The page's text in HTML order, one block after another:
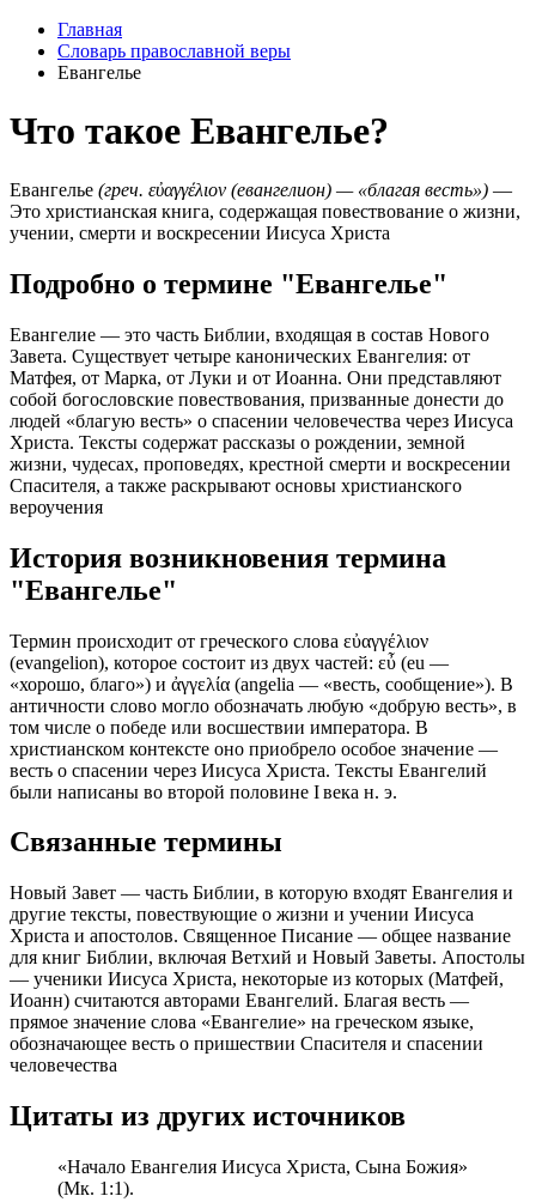
Главная
Словарь православной веры
Евангелье
Что такое Евангелье?
Евангелье (греч. εὐαγγέλιον (евангелион) — «благая весть») —
Это христианская книга, содержащая повествование о жизни,
учении, смерти и воскресении Иисуса Христа
Подробно о термине "Евангелье"
Евангелие — это часть Библии, входящая в состав Нового
Завета. Существует четыре канонических Евангелия: от
Матфея, от Марка, от Луки и от Иоанна. Они представляют
собой богословские повествования, призванные донести до
людей «благую весть» о спасении человечества через Иисуса
Христа. Тексты содержат рассказы о рождении, земной
жизни, чудесах, проповедях, крестной смерти и воскресении
Спасителя, а также раскрывают основы христианского
вероучения
История возникновения термина
"Евангелье"
Термин происходит от греческого слова εὐαγγέλιον
(evangelion), которое состоит из двух частей: εὖ (eu —
«хорошо, благо») и ἀγγελία (angelia — «весть, сообщение»). В
античности слово могло обозначать любую «добрую весть», в
том числе о победе или восшествии императора. В
христианском контексте оно приобрело особое значение —
весть о спасении через Иисуса Христа. Тексты Евангелий
были написаны во второй половине I века н. э.
Связанные термины
Новый Завет — часть Библии, в которую входят Евангелия и
другие тексты, повествующие о жизни и учении Иисуса
Христа и апостолов. Священное Писание — общее название
для книг Библии, включая Ветхий и Новый Заветы. Апостолы
— ученики Иисуса Христа, некоторые из которых (Матфей,
Иоанн) считаются авторами Евангелий. Благая весть —
прямое значение слова «Евангелие» на греческом языке,
обозначающее весть о пришествии Спасителя и спасении
человечества
Цитаты из других источников
«Начало Евангелия Иисуса Христа, Сына Божия»
(Мк. 1:1).